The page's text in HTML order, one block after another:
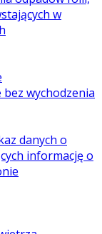
w
wychodzenia
danych o
informację o